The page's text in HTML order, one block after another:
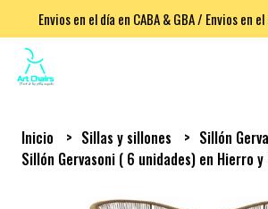
Envios en el día en CABA & GBA / Envios en
Inicio Sillas y sillones
Sillón
Sillón Gervasoni ( 6 unidades) en Hierro